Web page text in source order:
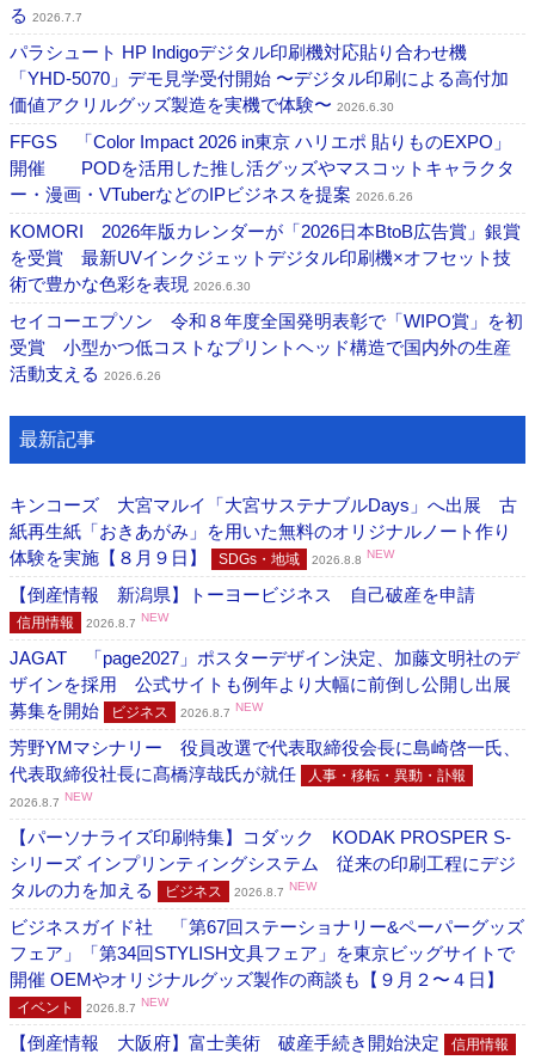
る 2026.7.7
パラシュート HP Indigoデジタル印刷機対応貼り合わせ機
「YHD-5070」デモ見学受付開始 〜デジタル印刷による高付加
価値アクリルグッズ製造を実機で体験〜 2026.6.30
FFGS 「Color Impact 2026 in東京 ハリエポ 貼りものEXPO」
開催 PODを活用した推し活グッズやマスコットキャラクタ
ー・漫画・VTuberなどのIPビジネスを提案 2026.6.26
KOMORI 2026年版カレンダーが「2026日本BtoB広告賞」銀賞
を受賞 最新UVインクジェットデジタル印刷機×オフセット技
術で豊かな色彩を表現 2026.6.30
セイコーエプソン 令和８年度全国発明表彰で「WIPO賞」を初
受賞 小型かつ低コストなプリントヘッド構造で国内外の生産
活動支える 2026.6.26
最新記事
キンコーズ 大宮マルイ「大宮サステナブルDays」へ出展 古
紙再生紙「おきあがみ」を用いた無料のオリジナルノート作り
体験を実施【８月９日】
SDGs・地域 2026.8.8 NEW
【倒産情報 新潟県】トーヨービジネス 自己破産を申請
信用情報 2026.8.7 NEW
JAGAT 「page2027」ポスターデザイン決定、加藤文明社のデ
ザインを採用 公式サイトも例年より大幅に前倒し公開し出展
募集を開始
ビジネス 2026.8.7 NEW
芳野YMマシナリー 役員改選で代表取締役会長に島崎啓一氏、
代表取締役社長に髙橋淳哉氏が就任
人事・移転・異動・訃報
2026.8.7 NEW
【パーソナライズ印刷特集】コダック KODAK PROSPER S-
シリーズ インプリンティングシステム 従来の印刷工程にデジ
タルの力を加える
ビジネス 2026.8.7 NEW
ビジネスガイド社 「第67回ステーショナリー&ペーパーグッズ
フェア」「第34回STYLISH文具フェア」を東京ビッグサイトで
開催 OEMやオリジナルグッズ製作の商談も【９月２〜４日】
イベント 2026.8.7 NEW
【倒産情報 大阪府】富士美術 破産手続き開始決定 信用情報